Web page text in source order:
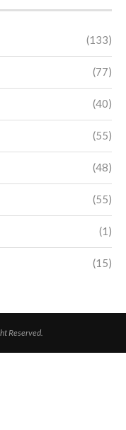
(133)
(77)
(40)
(55)
(48)
(55)
(1)
(15)
Reserved.